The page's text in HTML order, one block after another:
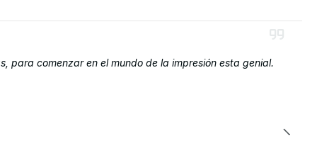
para comenzar en el mundo de la impresión esta genial.